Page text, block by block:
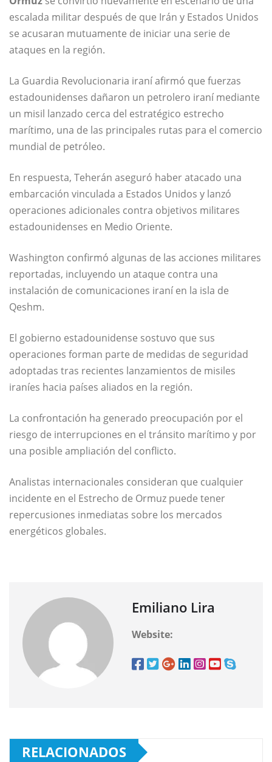
escalada militar después de que Irán y Estados Unidos
se acusaran mutuamente de iniciar una serie de
ataques en la región.
La Guardia Revolucionaria iraní afirmó que fuerzas
estadounidenses dañaron un petrolero iraní mediante
un misil lanzado cerca del estratégico estrecho
marítimo, una de las principales rutas para el comercio
mundial de petróleo.
En respuesta, Teherán aseguró haber atacado una
embarcación vinculada a Estados Unidos y lanzó
operaciones adicionales contra objetivos militares
estadounidenses en Medio Oriente.
Washington confirmó algunas de las acciones militares
reportadas, incluyendo un ataque contra una
instalación de comunicaciones iraní en la isla de
Qeshm.
El gobierno estadounidense sostuvo que sus
operaciones forman parte de medidas de seguridad
adoptadas tras recientes lanzamientos de misiles
iraníes hacia países aliados en la región.
La confrontación ha generado preocupación por el
riesgo de interrupciones en el tránsito marítimo y por
una posible ampliación del conflicto.
Analistas internacionales consideran que cualquier
incidente en el Estrecho de Ormuz puede tener
repercusiones inmediatas sobre los mercados
energéticos globales.
Emiliano Lira
Website:
RELACIONADOS